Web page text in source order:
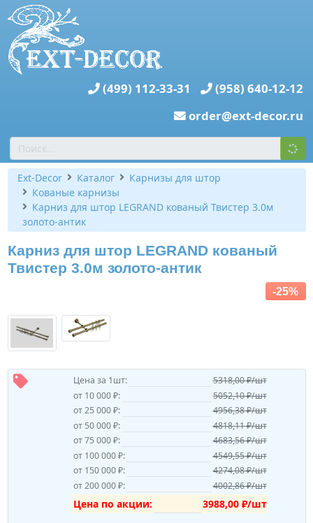
(499) 112-33-31
(958) 640-12-12
order@ext-decor.ru
Ext-Decor Каталог
Карнизы для штор
Кованые карнизы
Карниз для штор LEGRAND кованый Твистер 3.0м
золото-антик
Карниз для штор LEGRAND кованый
Твистер 3.0м золото-антик
-25%
Цена за 1шт:
5318,00 ₽/шт
от 10 000 ₽:
5052,10 ₽/шт
от 25 000 ₽:
4956,38 ₽/шт
от 50 000 ₽:
4818,11 ₽/шт
от 75 000 ₽:
4683,56 ₽/шт
от 100 000 ₽:
4549,55 ₽/шт
от 150 000 ₽:
4274,08 ₽/шт
от 200 000 ₽:
4002,86 ₽/шт
Цена по акции: 3988,00 ₽/шт